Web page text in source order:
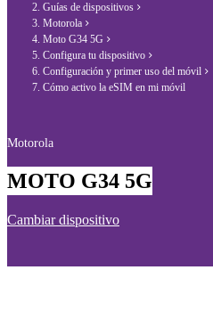
Guías de dispositivos
Motorola
Moto G34 5G
Configura tu dispositivo
Configuración y primer uso del móvil
Cómo activo la eSIM en mi móvil
Motorola
MOTO G34 5G
Cambiar dispositivo